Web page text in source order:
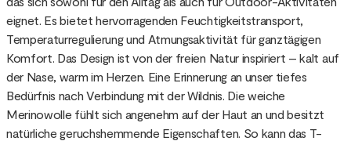
eignet. Es bietet hervorragenden Feuchtigkeitstransport,
Temperaturregulierung und Atmungsaktivität für ganztägigen
Komfort. Das Design ist von der freien Natur inspiriert – kalt auf
der Nase, warm im Herzen. Eine Erinnerung an unser tiefes
Bedürfnis nach Verbindung mit der Wildnis. Die weiche
Merinowolle fühlt sich angenehm auf der Haut an und besitzt
natürliche geruchshemmende Eigenschaften. So kann das T-